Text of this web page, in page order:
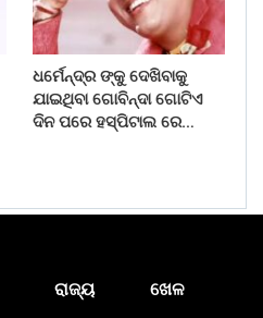
ଧର୍ମେନ୍ଦ୍ର ଙ୍କୁ ଦେଖିବାକୁ
ଯାଇଥିବା ଗୋବିନ୍ଦା ଗୋଟିଏ
ଦିନ ପରେ ହସ୍ପିଟାଲ ରେ…
ରାଜ୍ୟ ଖେଳ